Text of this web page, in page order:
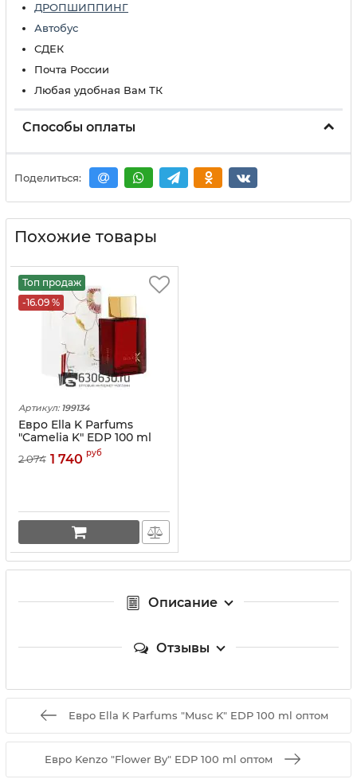
ДРОПШИППИНГ
Автобус
СДЕК
Почта России
Любая удобная Вам ТК
Способы оплаты
Поделиться:
Похожие товары
Топ продаж
-16.09 %
Артикул: 199134
Евро Ella K Parfums
"Camelia K" EDP 100 ml
2 074 1 740 руб
Описание
Отзывы
Евро Ella K Parfums "Musc K" EDP 100 ml оптом
Евро Kenzo "Flower By" EDP 100 ml оптом